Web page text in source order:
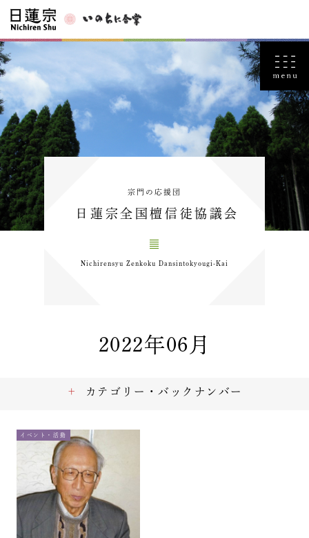
宗門の応援団
日蓮宗全国檀信徒協議会
Nichirensyu Zenkoku Dansintokyougi-Kai
2022年06月
イベント・活動
カテゴリー・バックナンバー